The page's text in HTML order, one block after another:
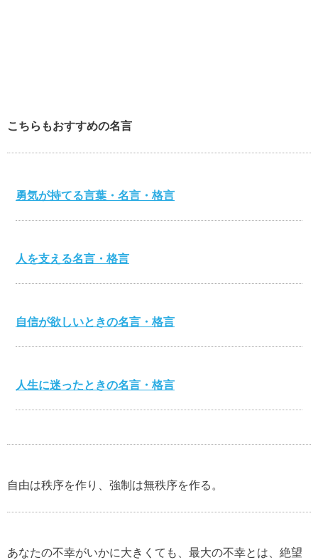
こちらもおすすめの名言
勇気が持てる言葉・名言・格言
人を支える名言・格言
自信が欲しいときの名言・格言
人生に迷ったときの名言・格言
心を打つ名言・格言
美輪明宏の名言・格言
自由は秩序を作り、強制は無秩序を作る。
あなたの不幸がいかに大きくても、最大の不幸とは、絶望